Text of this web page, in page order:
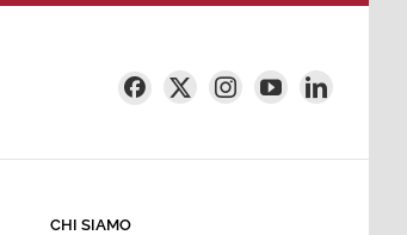
CHI SIAMO